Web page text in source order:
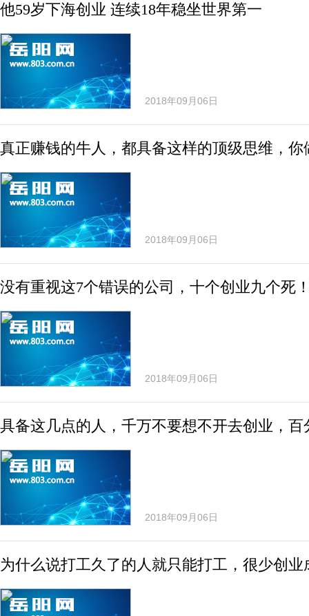
他59岁下海创业 连续18年稳坐世界第一
2018年09月06日
真正赚钱的牛人，都具备这样的顶级思维，你
2018年09月06日
没有重视这7个错误的公司，十个创业九个死
2018年09月06日
具备这几点的人，千万不要想不开去创业，百
2018年09月06日
为什么说打工久了的人就只能打工，很少创